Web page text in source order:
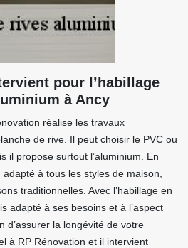
pour l’habillage
à Ancy
réalise les travaux
de rive. Il peut choisir le PVC ou
il propose surtout l’aluminium. En
adapté à tous les styles de maison,
traditionnelles. Avec l’habillage en
adapté à ses besoins et à l’aspect
d’assurer la longévité de votre
à RP Rénovation et il intervient